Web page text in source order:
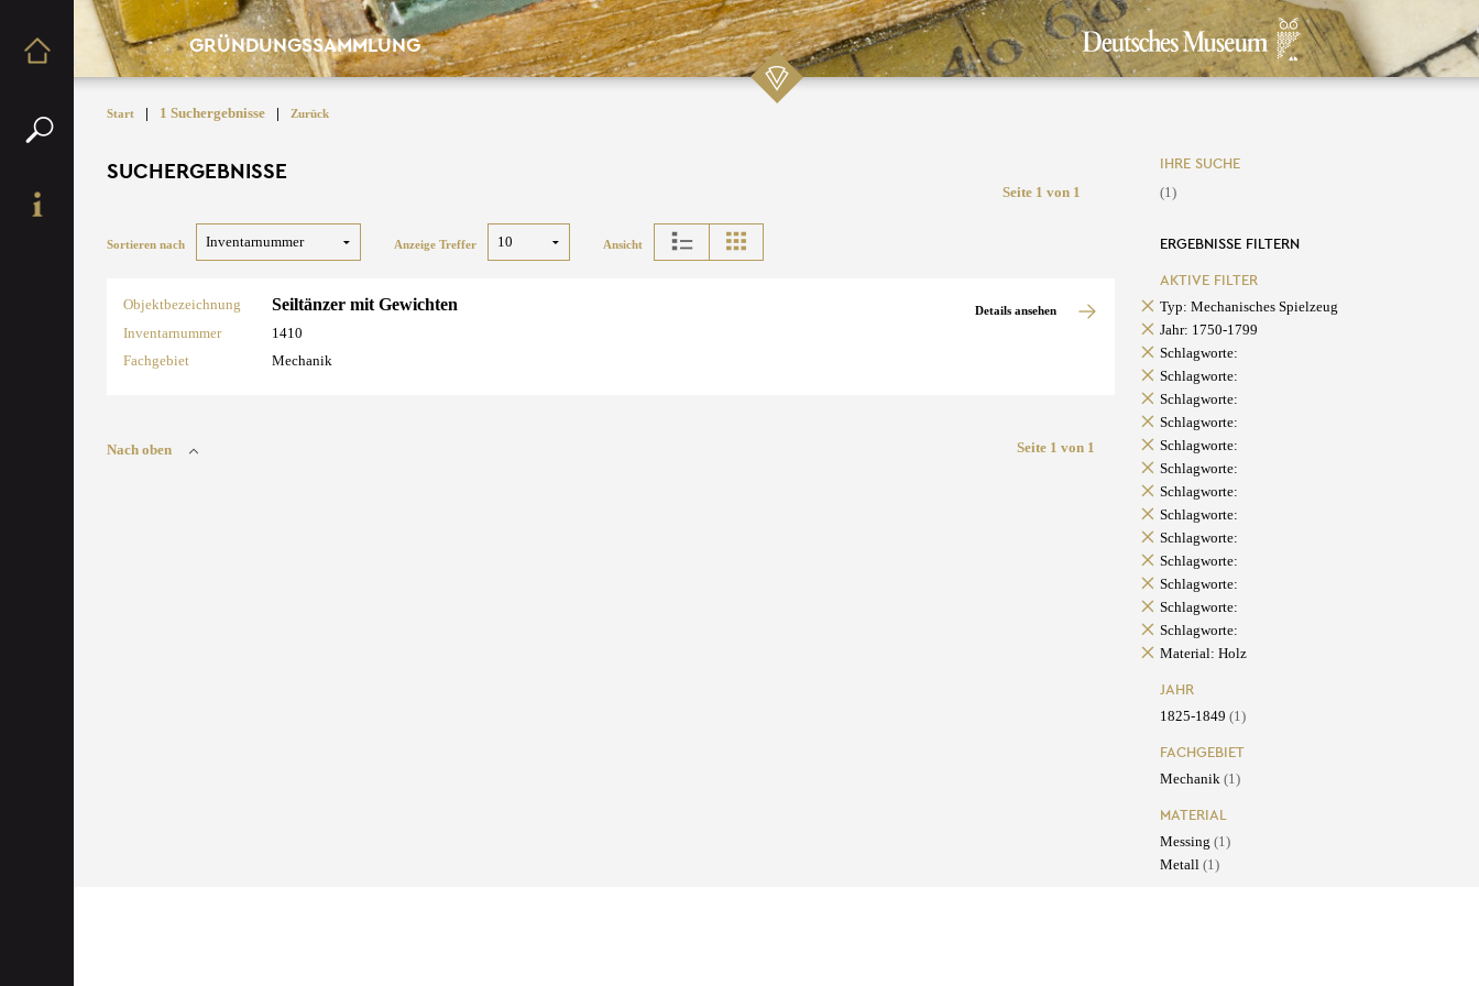
GRÜNDUNGSSAMMLUNG
Start | 1 Suchergebnisse | Zurück
SUCHERGEBNISSE
Seite 1 von 1
Sortieren nach Anzeige Treffer Ansicht
Objektbezeichnung Seiltänzer mit Gewichten
Inventarnummer
1410
Fachgebiet
Mechanik
Details ansehen
Nach oben Seite 1 von 1
IHRE SUCHE
(1)
ERGEBNISSE FILTERN
AKTIVE FILTER
Typ: Mechanisches Spielzeug
Jahr: 1750-1799
Schlagworte:
Schlagworte:
Schlagworte:
Schlagworte:
Schlagworte:
Schlagworte:
Schlagworte:
Schlagworte:
Schlagworte:
Schlagworte:
Schlagworte:
Schlagworte:
Schlagworte:
Material: Holz
JAHR
1825-1849 (1)
FACHGEBIET
Mechanik (1)
MATERIAL
Messing (1)
Metall (1)